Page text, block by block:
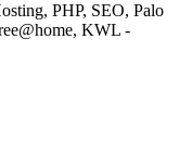
PHP, SEO, Palo
KWL -